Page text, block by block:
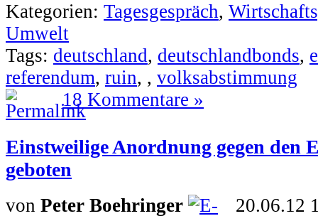
Kategorien: Tagesgespräch,
Umwelt
Tags: deutschland, deutschlandbonds,
referendum, ruin, , volksabstimmung
18 Kommentare »
Einstweilige Anordnung gegen den
geboten
von Peter Boehringer 20.06.12